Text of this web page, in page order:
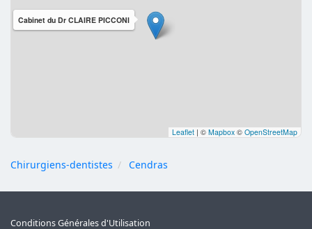
Cabinet du Dr CLAIRE PICCONI
Leaflet | © Mapbox © OpenStreetMap
Chirurgiens-dentistes Cendras
Conditions Générales d'Utilisation